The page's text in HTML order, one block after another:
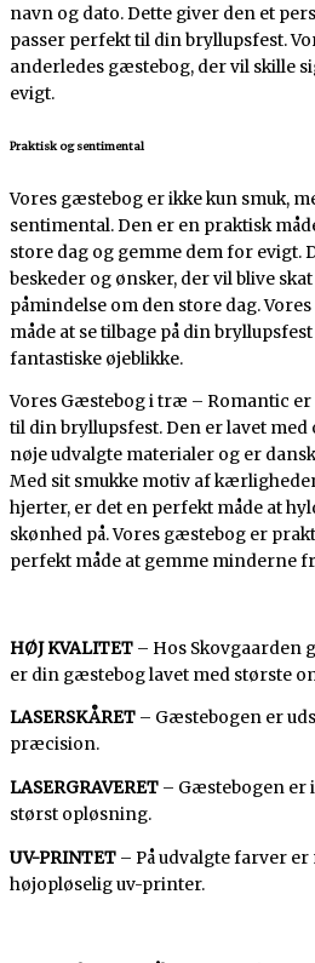
navn og dato. Dette giver den et
passer perfekt til din bryllupsfest.
anderledes gæstebog, der vil skille
evigt.
Praktisk og sentimental
Vores gæstebog er ikke kun smuk,
sentimental. Den er en praktisk
store dag og gemme dem for evigt.
beskeder og ønsker, der vil blive
påmindelse om den store dag.
måde at se tilbage på din
fantastiske øjeblikke.
Vores Gæstebog i træ – Romantic
til din bryllupsfest. Den er lavet
nøje udvalgte materialer og er
Med sit smukke motiv af
hjerter, er det en perfekt måde at
skønhed på. Vores gæstebog er
perfekt måde at gemme minderne
HØJ KVALITET – Hos Skovgaarden
er din gæstebog lavet med største
LASERSKÅRET – Gæstebogen er
præcision.
LASERGRAVERET – Gæstebogen er
størst opløsning.
UV-PRINTET – På udvalgte farver
højopløselig uv-printer.